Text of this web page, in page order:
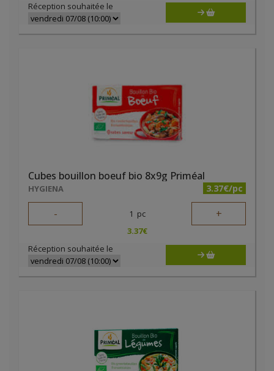
Réception souhaitée le
Cubes bouillon boeuf bio 8x9g Priméal
HYGIENA 3.37€/pc
- 1 pc +
3.37€
Réception souhaitée le